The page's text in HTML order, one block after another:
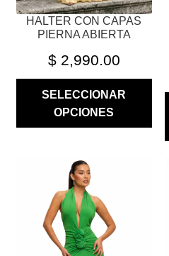
HALTER CON CAPAS
PIERNA ABIERTA
$2,990.00
SELECCIONAR
OPCIONES
PÁGINA
DE
PRODUCTO
MÚLTIPLES
VARIANTES.